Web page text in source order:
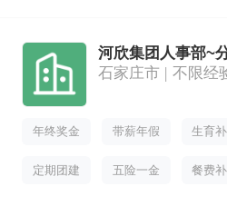
河欣集团人事部~
石家庄市
不限经
年终奖金 带薪年假 生育
定期团建 五险一金 餐费